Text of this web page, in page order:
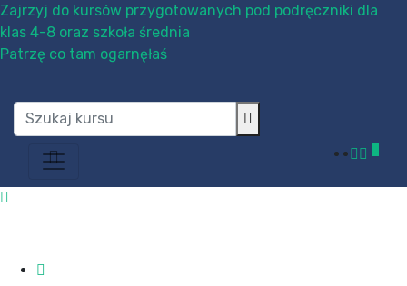
Zajrzyj do kursów przygotowanych pod podręczniki dla
klas 4-8 oraz szkoła średnia
Patrzę co tam ogarnęłaś